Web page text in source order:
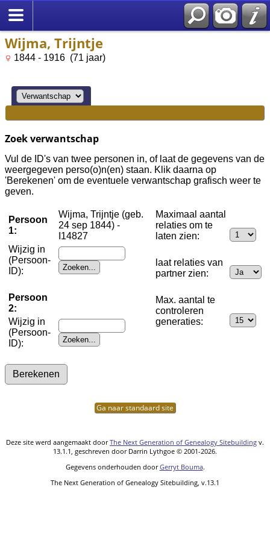
Wijma, Trijntje
1844 - 1916 (71 jaar)
Zoek verwantschap
Vul de ID's van twee personen in, of laat de gegevens van de
weergegeven perso(o)n(en) staan. Klik daarna op
'Berekenen' om de eventuele verwantschap grafisch weer te
geven.
Persoon
1:
Wijma, Trijntje (geb.
24 sep 1844) -
I14827
Wijzig in
(Persoon-
ID):
Persoon
2:
Wijzig in
(Persoon-
ID):
Maximaal aantal
relaties om te
laten zien:
laat relaties van
partner zien:
Max. aantal te
controleren
generaties:
Ga naar standaard site
Deze site werd aangemaakt doorThe Next Generation of Genealogy Sitebuilding v.
13.1.1, geschreven door Darrin Lythgoe © 2001-2026.
Gegevens onderhouden doorGerryt Bouma.
The Next Generation of Genealogy Sitebuilding, v.13.1